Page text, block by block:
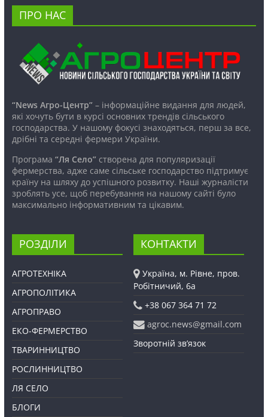
ПРО НАС
“News Агро-Центр”– інформаційне видання для людей,
які хочуть бути в курсі основних трендів сільського
господарства. У нашому фокусі знаходяться, перш за все,
дрібні та середні фермери України.
Програма “Ля Село”створена для популяризації
фермерства, адже саме сільське господарство підтримує
країну на шляху до успішного розвитку. Наші журналісти
зроблять усе, щоб перебування на нашому сайті було
максимально інформативним та цікавим.
РОЗДІЛИ
АГРОТЕХНІКА
АГРОПОЛІТИКА
АГРОПРАВО
ЕКО-ФЕРМЕРСТВО
ТВАРИННИЦТВО
РОСЛИННИЦТВО
ЛЯ СЕЛО
БЛОГИ
КОНТАКТИ
Україна, м. Рівне, пров.
Робітничий, 6а
+38 067 364 71 72
agroc.news@gmail.com
Зворотній зв’язок